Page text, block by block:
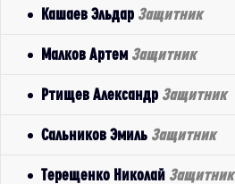
Кашаев Эльдар Защитник
Малков Артем Защитник
Ртищев Александр Защитник
Сальников Эмиль Защитник
Терещенко Николай Защитник